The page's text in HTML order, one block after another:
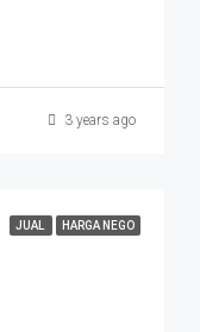
3 years ago
JUAL HARGA NEGO